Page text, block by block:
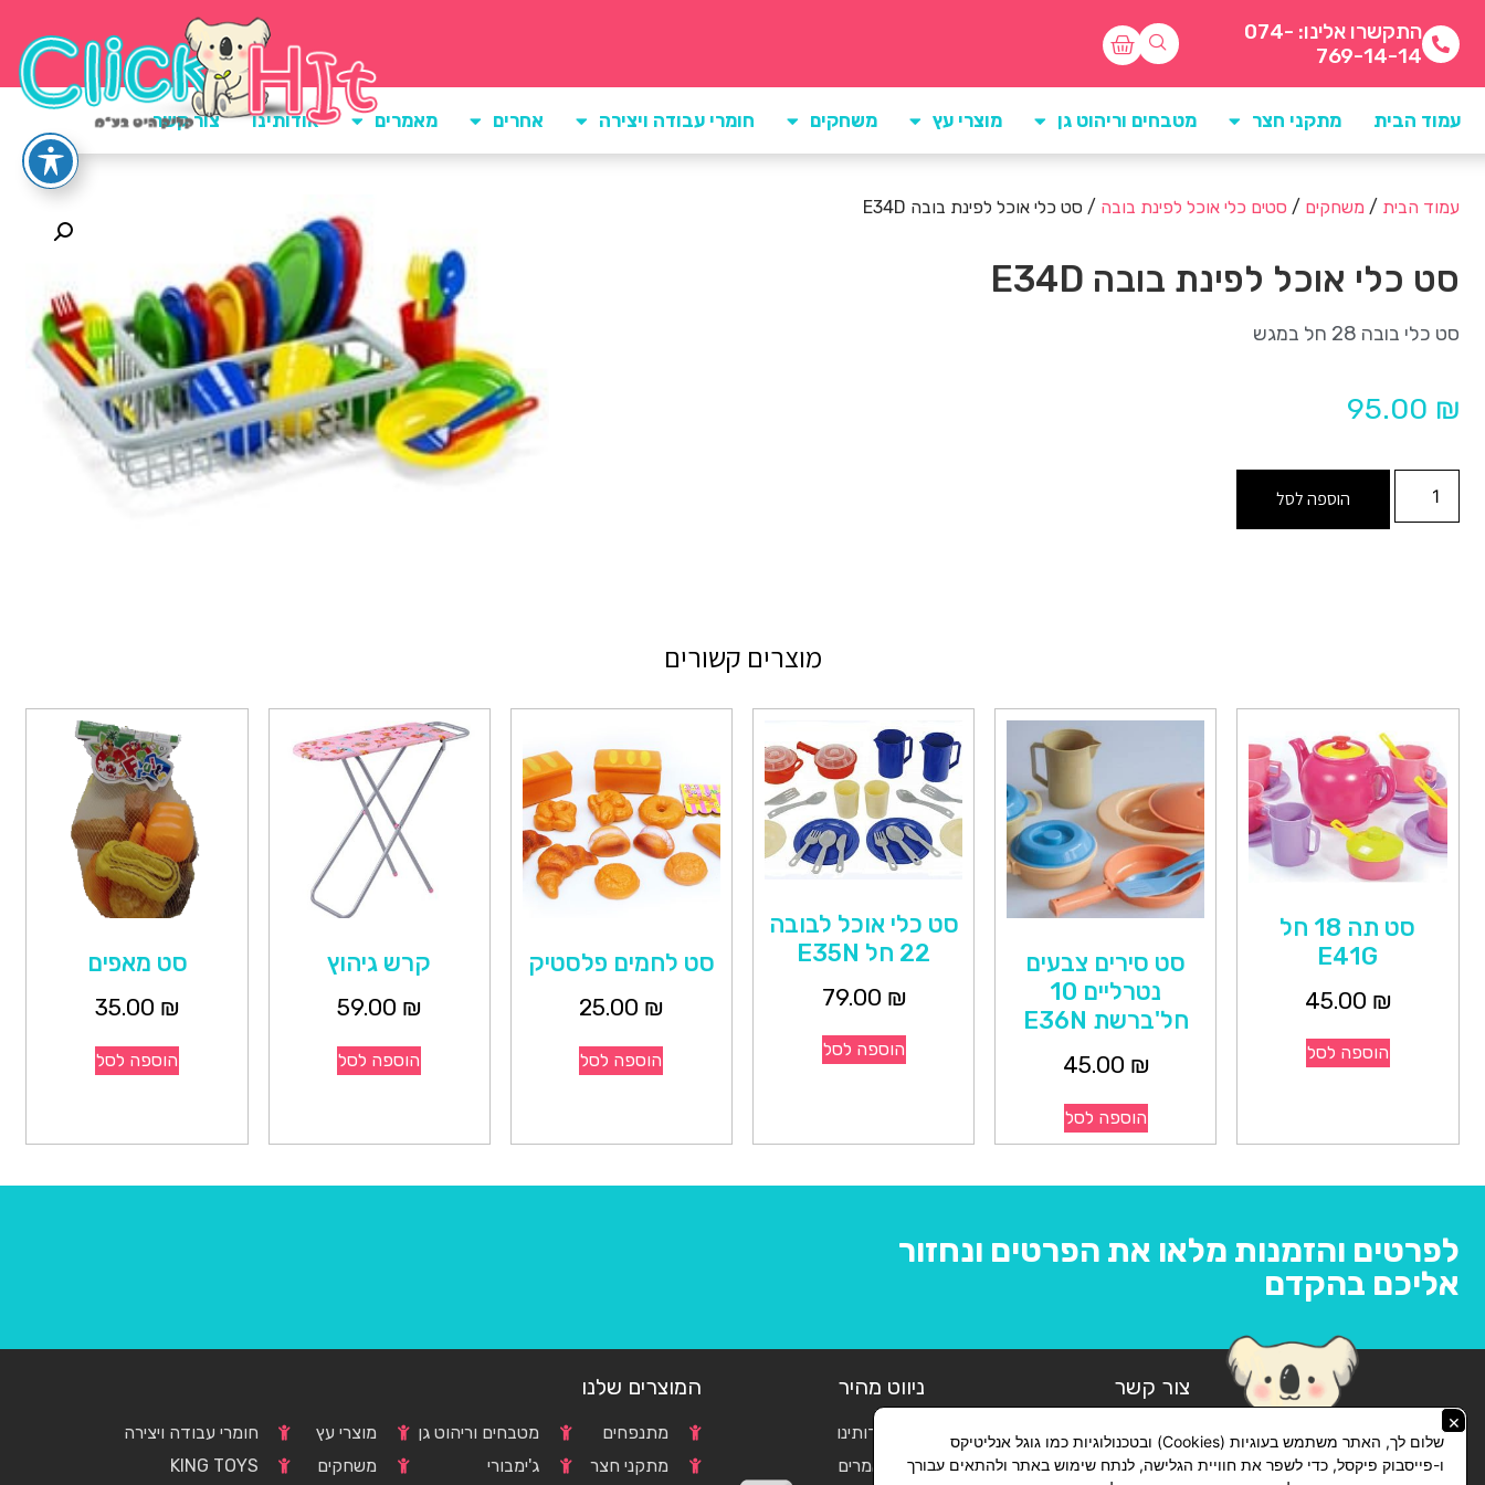
התקשרו אלינו: 074-
769-14-14
עמוד הבית מתקני חצר מטבחים וריהוט גן מוצרי עץ משחקים חומרי עבודה ויצירה אחרים מאמרים אודותינו צור קשר
עמוד הבית / משחקים / סטים כלי אוכל לפינת בובה / סט כלי אוכל לפינת בובה E34D
סט כלי אוכל לפינת בובה E34D
סט כלי בובה 28 חל במגש
95.00 ₪
הוספה לסל
מוצרים קשורים
סט תה 18 חל
E41G
45.00 ₪
הוספה לסל
סט סירים צבעים
נטרליים 10
חל'ברשת E36N
45.00 ₪
הוספה לסל
סט כלי אוכל לבובה
22 חל E35N
79.00 ₪
הוספה לסל
סט לחמים פלסטיק
25.00 ₪
הוספה לסל
קרש גיהוץ
59.00 ₪
הוספה לסל
סט מאפים
35.00 ₪
הוספה לסל
לפרטים והזמנות מלאו את הפרטים ונחזור
אליכם בהקדם
צור קשר
074-769-14-14
clickhit10@gmail.com
ניווט מהיר
אודותינו
מאמרים
המוצרים שלנו
מתנפחים
מתקני חצר
מטבחים וריהוט גן
ג'ימבורי
מוצרי עץ
משחקים
חומרי עבודה ויצירה
KING TOYS
×
שלום לך, האתר משתמש בעוגיות (Cookies) ובטכנולוגיות כמו גוגל אנליטיקס
ו-פייסבוק פיקסל, כדי לשפר את חוויית הגלישה, לנתח שימוש באתר ולהתאים עבורך